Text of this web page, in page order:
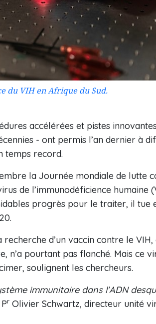
du VIH en Afrique du Sud.
accélérées et pistes
- ont permis l’an dernier à
temps record.
la Journée mondiale de lutte
de l’immunodéficience humaine
progrès pour le traiter, il tue
recherche d’un vaccin contre le
n’a pourtant pas flanché. Mais ce
soulignent les chercheurs.
immunitaire dans l’ADN
r Olivier Schwartz, directeur unité